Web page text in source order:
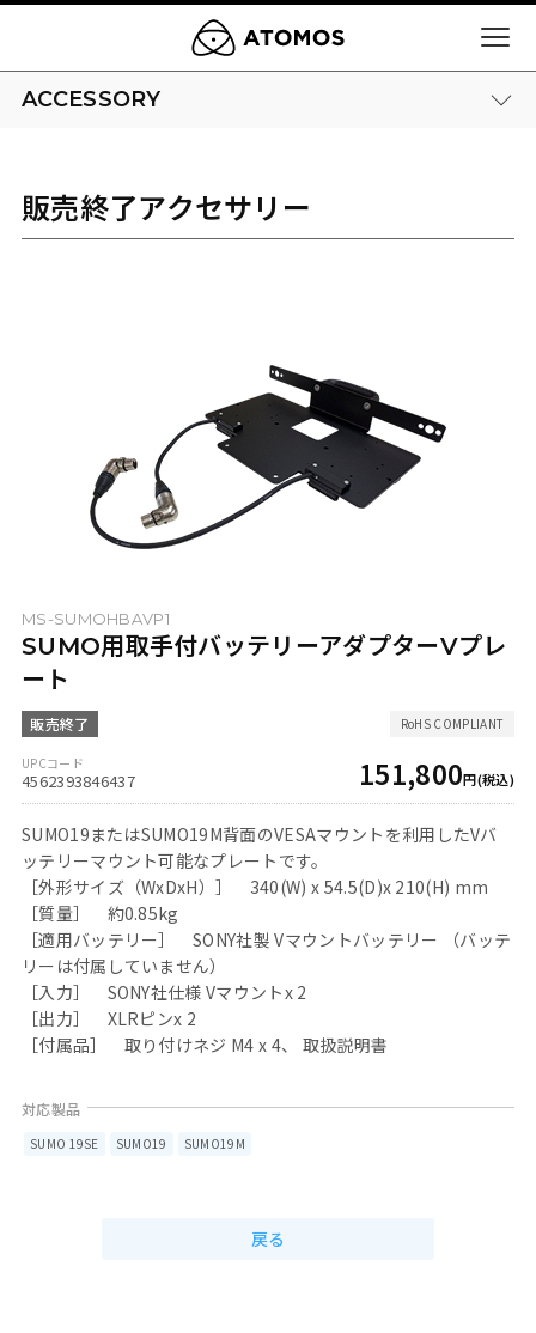
ACCESSORY
販売終了アクセサリー
MS-SUMOHBAVP1
SUMO用取手付バッテリーアダプターVプレ
ート
4562393846437 151,800
SUMO19またはSUMO19M背面のVESAマウントを利用したVバ
ッテリーマウント可能なプレートです。
［外形サイズ（WxDxH）］ 340(W) x 54.5(D)x 210(H) mm
［質量］ 約0.85kg
［適用バッテリー］ SONY社製 Vマウントバッテリー （バッテ
リーは付属していません）
［入力］ SONY社仕様 Vマウントx 2
［出力］ XLRピンx 2
［付属品］ 取り付けネジ M4 x 4、 取扱説明書
SUMO 19SE SUMO19 SUMO19M
戻る